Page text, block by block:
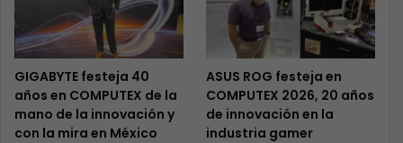
GIGABYTE festeja 40
años en COMPUTEX de la
mano de la innovación y
con la mira en México
ASUS ROG festeja en
COMPUTEX 2026, 20 años
de innovación en la
industria gamer